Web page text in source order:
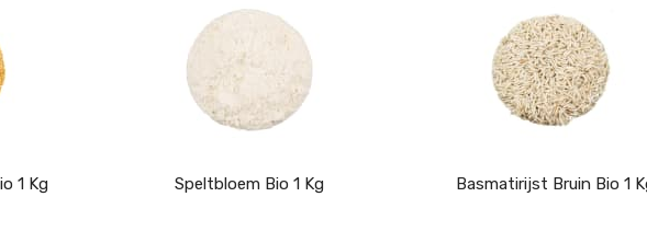
1 Kg Speltbloem Bio 1 Kg Basmatirijst Bruin Bio 1